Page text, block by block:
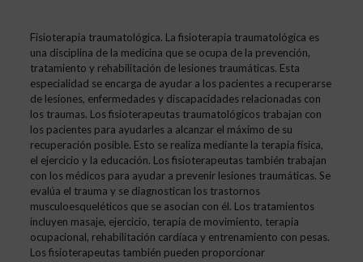
Fisioterapia traumatológica. La fisioterapia traumatológica es
una disciplina de la medicina que se ocupa de la prevención,
tratamiento y rehabilitación de lesiones traumáticas. Esta
especialidad se encarga de ayudar a los pacientes a recuperarse
de lesiones, enfermedades y discapacidades relacionadas con
los traumas. Los fisioterapeutas traumatológicos trabajan con
los pacientes para ayudarles a alcanzar el máximo de su
recuperación posible. Esto se realiza mediante la terapia física,
el ejercicio y la educación. Los fisioterapeutas también trabajan
con los médicos para ayudar a prevenir lesiones traumáticas. Se
evalúa el trauma y se diagnostican los trastornos
musculoesqueléticos que se asocian con él. Los tratamientos
incluyen masaje, ejercicio, terapia de movimiento, terapia
ocupacional, rehabilitación cardíaca y entrenamiento con pesas.
Los fisioterapeutas también pueden proporcionar